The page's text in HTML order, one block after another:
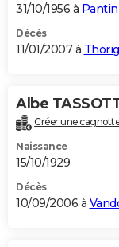
31/10/1956 à Pantin
Décès
11/01/2007 à
Albe
Créer une
Naissance
15/10/1929
Décès
10/09/2006 à